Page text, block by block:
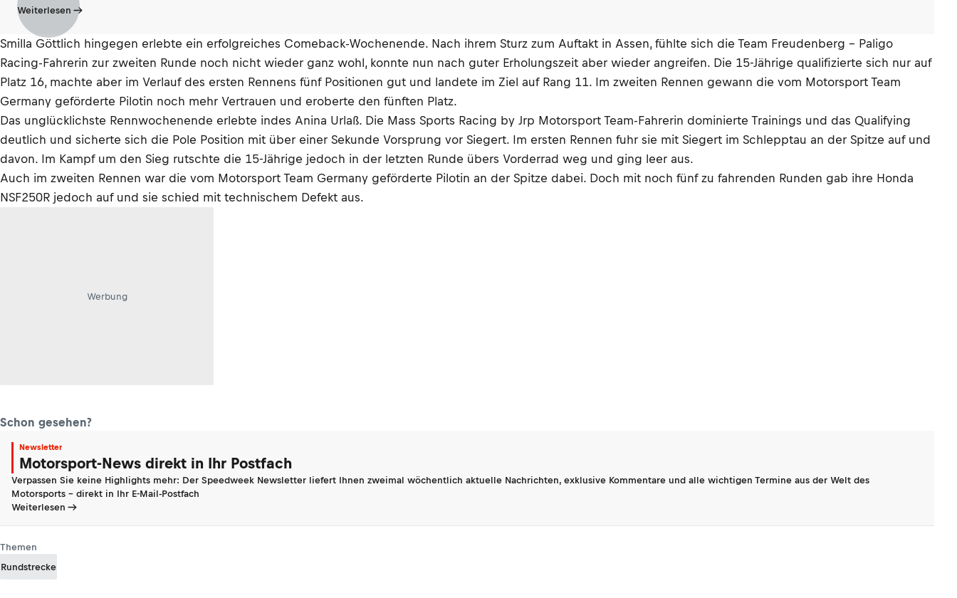
Weiterlesen
Smilla Göttlich hingegen erlebte ein erfolgreiches Comeback-Wochenende. Nach ihrem Sturz zum Auftakt in Assen, fühlte sich die Team Freudenberg – Paligo
Racing-Fahrerin zur zweiten Runde noch nicht wieder ganz wohl, konnte nun nach guter Erholungszeit aber wieder angreifen. Die 15-Jährige qualifizierte sich nur auf
Platz 16, machte aber im Verlauf des ersten Rennens fünf Positionen gut und landete im Ziel auf Rang 11. Im zweiten Rennen gewann die vom Motorsport Team
Germany geförderte Pilotin noch mehr Vertrauen und eroberte den fünften Platz.
Das unglücklichste Rennwochenende erlebte indes Anina Urlaß. Die Mass Sports Racing by Jrp Motorsport Team-Fahrerin dominierte Trainings und das Qualifying
deutlich und sicherte sich die Pole Position mit über einer Sekunde Vorsprung vor Siegert. Im ersten Rennen fuhr sie mit Siegert im Schlepptau an der Spitze auf und
davon. Im Kampf um den Sieg rutschte die 15-Jährige jedoch in der letzten Runde übers Vorderrad weg und ging leer aus.
Auch im zweiten Rennen war die vom Motorsport Team Germany geförderte Pilotin an der Spitze dabei. Doch mit noch fünf zu fahrenden Runden gab ihre Honda
NSF250R jedoch auf und sie schied mit technischem Defekt aus.
Werbung
Schon gesehen?
Newsletter
Motorsport-News direkt in Ihr Postfach
Verpassen Sie keine Highlights mehr: Der Speedweek Newsletter liefert Ihnen zweimal wöchentlich aktuelle Nachrichten, exklusive Kommentare und alle wichtigen Termine aus der Welt des
Motorsports - direkt in Ihr E-Mail-Postfach
Weiterlesen
Themen
Rundstrecke